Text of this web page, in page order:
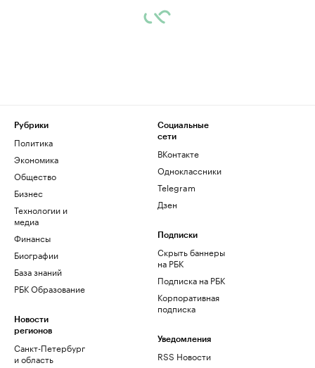
Рубрики
Политика
Экономика
Общество
Бизнес
Технологии и
медиа
Финансы
Биографии
База знаний
РБК Образование
Новости
регионов
Санкт-Петербург
и область
Социальные
сети
ВКонтакте
Одноклассники
Telegram
Дзен
Подписки
Скрыть баннеры
на РБК
Подписка на РБК
Корпоративная
подписка
Уведомления
RSS Новости